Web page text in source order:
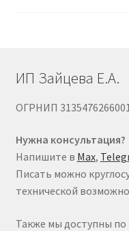
ИП Зайцева Е.А.
ОГРНИП
Нужна консультация?
Напишите в Max,
Писать можно
технической
Также мы доступны по